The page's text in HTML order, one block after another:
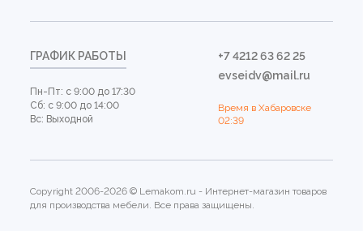
ГРАФИК РАБОТЫ
Пн-Пт: с 9:00 до 17:30
Сб: с 9:00 до 14:00
Вс: Выходной
+7 4212 63 62 25
evseidv@mail.ru
Время в Хабаровске
02:39
Copyright 2006-2026 © Lemakom.ru - Интернет-магазин товаров
для производства мебели. Все права защищены.